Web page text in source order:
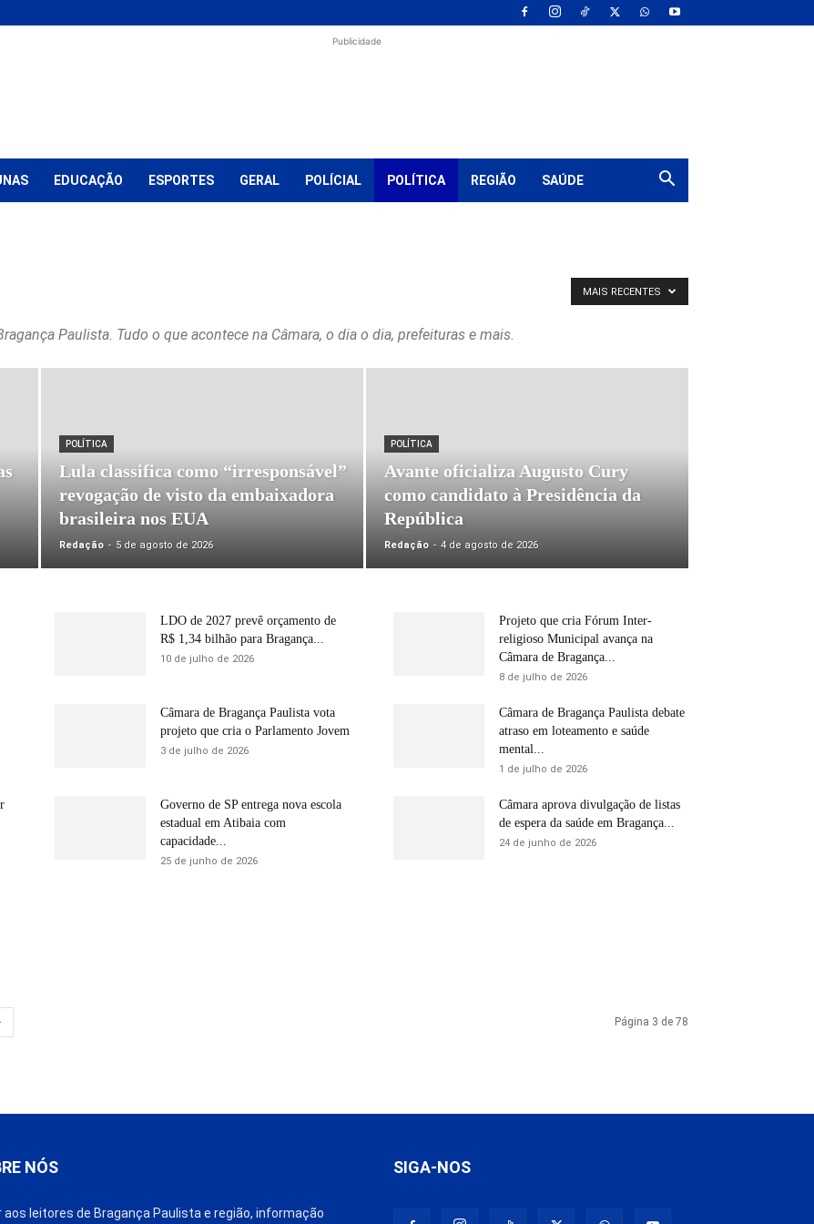
Publicidade
EDUCAÇÃO ESPORTES GERAL POLÍCIAL POLÍTICA REGIÃO SAÚDE
Paulista. Tudo o que acontece na Câmara, o dia o dia, prefeituras e mais.
MAIS RECENTES
POLÍTICA
Lula classifica como “irresponsável”
revogação de visto da embaixadora
brasileira nos EUA
Redação - 5 de agosto de 2026
POLÍTICA
Avante oficializa Augusto Cury
como candidato à Presidência da
República
Redação - 4 de agosto de 2026
LDO de 2027 prevê orçamento de
R$ 1,34 bilhão para Bragança...
10 de julho de 2026
Projeto que cria Fórum Inter-
religioso Municipal avança na
Câmara de Bragança...
8 de julho de 2026
Câmara de Bragança Paulista vota
projeto que cria o Parlamento Jovem
3 de julho de 2026
Câmara de Bragança Paulista debate
atraso em loteamento e saúde
mental...
1 de julho de 2026
Governo de SP entrega nova escola
estadual em Atibaia com
capacidade...
25 de junho de 2026
Câmara aprova divulgação de listas
de espera da saúde em Bragança...
24 de junho de 2026
Página 3 de 78
NÓS
aos leitores de Bragança Paulista e região, informação
SIGA-NOS